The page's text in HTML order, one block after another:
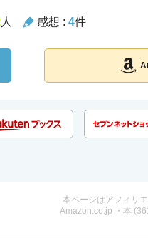
人 感想 : 4件
本ページはアフィリ
Amazon.co.jp ・本